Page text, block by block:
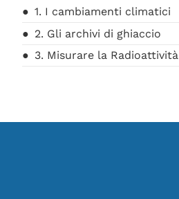
1. I cambiamenti climatici
2. Gli archivi di ghiaccio
3. Misurare la Radioattività